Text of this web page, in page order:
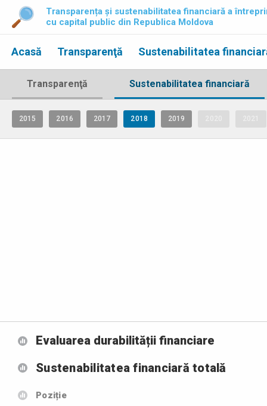
Transparența și sustenabilitatea financiară a
cu capital public din Republica Moldova
Acasă Transparenţă Sustenabilitatea
Transparenţă Sustenabilitatea financiară
2015 2016 2017 2018 2019
Evaluarea durabilității financiare
Sustenabilitatea financiară totală
Poziție